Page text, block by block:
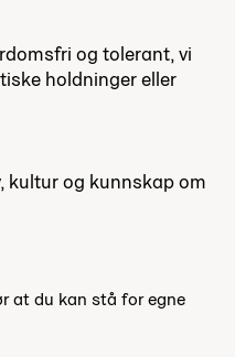
og tolerant, vi
holdninger eller
kultur og kunnskap om
at du kan stå for egne